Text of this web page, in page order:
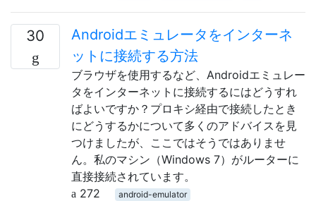
30
Androidエミュレータをインターネ
ットに接続する方法
ブラウザを使用するなど、Androidエミュレー
タをインターネットに接続するにはどうすれ
ばよいですか？プロキシ経由で接続したとき
にどうするかについて多くのアドバイスを見
つけましたが、ここではそうではありませ
ん。私のマシン（Windows 7）がルーターに
直接接続されています。
272
android-emulator